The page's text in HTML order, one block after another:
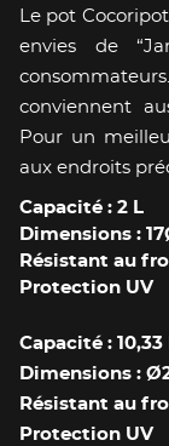
Le pot
envies de
conviennent
Pour un
aux endroits
Capacité : 2 L
Dimensions : 17
Résistant au
Protection UV
Capacité : 10,33
Dimensions :
Résistant au
Protection UV